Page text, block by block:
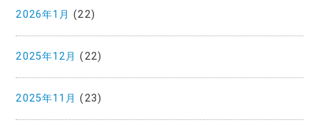
2026年1月 (22)
2025年12月 (22)
2025年11月 (23)